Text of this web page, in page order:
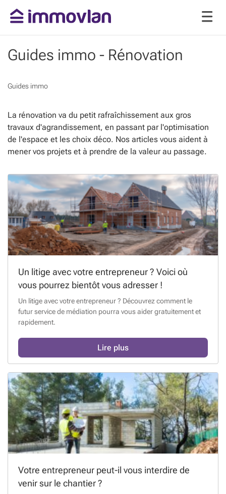
Guides immo - Rénovation
Guides immo
La rénovation va du petit rafraîchissement aux gros
travaux d'agrandissement, en passant par l'optimisation
de l'espace et les choix déco. Nos articles vous aident à
mener vos projets et à prendre de la valeur au passage.
Un litige avec votre entrepreneur ? Voici où
vous pourrez bientôt vous adresser !
Un litige avec votre entrepreneur ? Découvrez comment le
futur service de médiation pourra vous aider gratuitement et
rapidement.
Lire plus
Votre entrepreneur peut-il vous interdire de
venir sur le chantier ?